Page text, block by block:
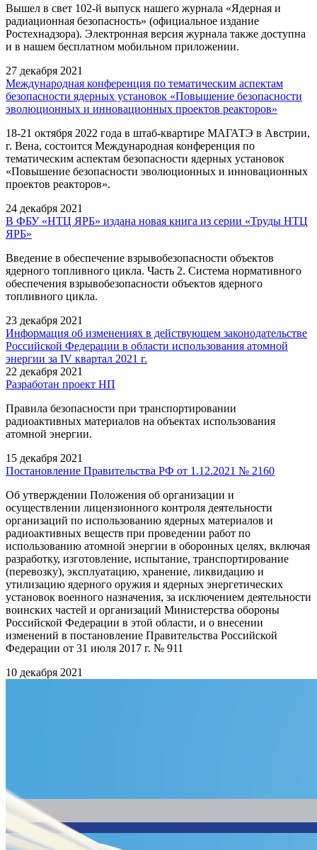
Вышел в свет 102-й выпуск нашего журнала «Ядерная и
радиационная безопасность» (официальное издание
Ростехнадзора). Электронная версия журнала также доступна
и в нашем бесплатном мобильном приложении.
27 декабря 2021
Международная конференция по тематическим аспектам
безопасности ядерных установок «Повышение безопасности
эволюционных и инновационных проектов реакторов»
18-21 октября 2022 года в штаб-квартире МАГАТЭ в Австрии,
г. Вена, состоится Международная конференция по
тематическим аспектам безопасности ядерных установок
«Повышение безопасности эволюционных и инновационных
проектов реакторов».
24 декабря 2021
В ФБУ «НТЦ ЯРБ» издана новая книга из серии «Труды НТЦ
ЯРБ»
Введение в обеспечение взрывобезопасности объектов
ядерного топливного цикла. Часть 2. Система нормативного
обеспечения взрывобезопасности объектов ядерного
топливного цикла.
23 декабря 2021
Информация об изменениях в действующем законодательстве
Российской Федерации в области использования атомной
энергии за IV квартал 2021 г.
22 декабря 2021
Разработан проект НП
Правила безопасности при транспортировании
радиоактивных материалов на объектах использования
атомной энергии.
15 декабря 2021
Постановление Правительства РФ от 1.12.2021 № 2160
Об утверждении Положения об организации и
осуществлении лицензионного контроля деятельности
организаций по использованию ядерных материалов и
радиоактивных веществ при проведении работ по
использованию атомной энергии в оборонных целях, включая
разработку, изготовление, испытание, транспортирование
(перевозку), эксплуатацию, хранение, ликвидацию и
утилизацию ядерного оружия и ядерных энергетических
установок военного назначения, за исключением деятельности
воинских частей и организаций Министерства обороны
Российской Федерации в этой области, и о внесении
изменений в постановление Правительства Российской
Федерации от 31 июля 2017 г. № 911
10 декабря 2021